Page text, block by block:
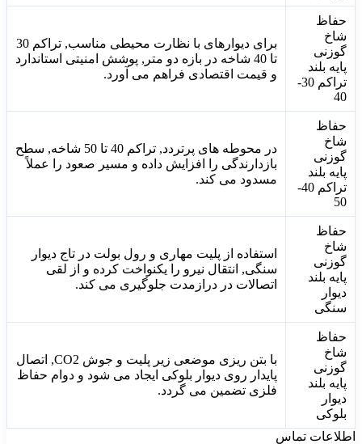
حفاظ
شاخ
گوزنی
پایه بلند
تراکم 30-
40
برای دیوارهای با نظارت محیطی مناسب, تراکم 30
تا 40 شاخه در بازه دو متر, پوشش امنیتی استاندارد
و قیمت اقتصادی فراهم می آورد.
حفاظ
شاخ
گوزنی
پایه بلند
تراکم 40-
50
در محوطه های پرتردد, تراکم 40 تا 50 شاخه, سطح
بازدارندگی را افزایش داده و مسیر صعود را عملاً
مسدود می کند.
حفاظ
شاخ
گوزنی
پایه بلند
دیوار
سنگی
استفاده از پلیت مهاری و رول بولت در تاج دیوار
سنگی, انتقال نیرو را یکنواخت کرده و از لقی
اتصالات در درازمدت جلوگیری می کند.
حفاظ
شاخ
گوزنی
پایه بلند
دیوار
بلوکی
با بتن ریزی موضعی زیر پلیت و جوش CO2, اتصال
پایدار روی دیوار بلوکی ایجاد می شود و دوام حفاظ
فلزی تضمین می گردد.
اطلاعات تماس